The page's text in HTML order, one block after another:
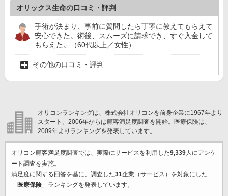
オリックス生命の口コミ・評判
手術が決まり、事前に質問したら丁寧に教えてもらえて
安心できた。術後、スムーズに請求でき、すぐ入金して
もらえた。（60代以上／女性）
その他の口コミ・評判
オリコンランキングは、株式会社オリコンを前身企業に1967年より
スタート。2006年からは顧客満足度調査を開始。医療保険は、
2009年よりランキングを発表しています。
オリコン顧客満足度調査では、実際にサービスを利用した9,339人にアンケ
ート調査を実施。
満足度に関する回答を基に、調査した31企業（サービス）を対象にした
「 医療保険」ランキングを発表しています。